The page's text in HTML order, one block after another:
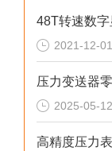
48T转速数
2021-12-01
2025-05-12
高精度压力